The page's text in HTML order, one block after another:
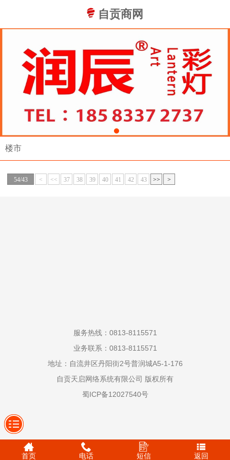
自贡商网
楼市
54/43 < << 37 38 39 40 41 42 43 >> >
服务热线：0813-8115571
业务联系：0813-8115571
地址：自流井区丹阳街2号普润城A5-1-176
自贡天启网络系统有限公司 版权所有
蜀ICP备12027540号
首页 电话 短信 返回